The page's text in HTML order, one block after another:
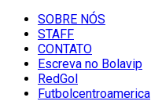
SOBRE NÓS
STAFF
CONTATO
Escreva no Bolavip
RedGol
Futbolcentroamerica